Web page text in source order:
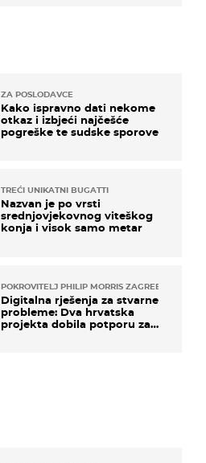
ZA POSLODAVCE
Kako ispravno dati nekome
otkaz i izbjeći najčešće
pogreške te sudske sporove
TREĆI UNIKATNI BUGATTI
Nazvan je po vrsti
srednjovjekovnog viteškog
konja i visok samo metar
POKROVITELJ PHILIP MORRIS ZAGREB
Digitalna rješenja za stvarne
probleme: Dva hrvatska
projekta dobila potporu za